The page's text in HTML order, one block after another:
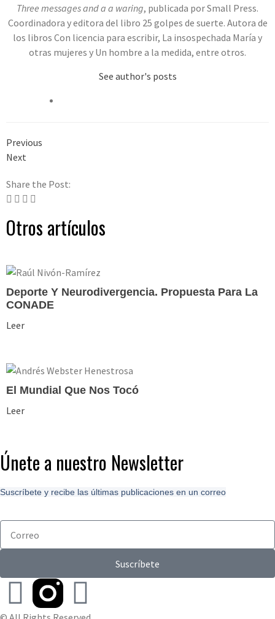
Three messages and a a waring, publicada por Small Press.
Coordinadora y editora del libro 25 golpes de suerte. Autora de
los libros Con licencia para escribir, La insospechada María y
otras mujeres y Un hombre a la medida, entre otros.
See author's posts
Previous
Next
Share the Post:
Otros artículos
Deporte Y Neurodivergencia. Propuesta Para La
CONADE
Leer
El Mundial Que Nos Tocó
Leer
Únete a nuestro Newsletter
Suscríbete y recibe las últimas publicaciones en un correo
Suscríbete